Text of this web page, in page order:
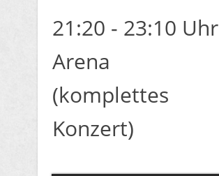
21:20 - 23:10 Uhr
Arena
(komplettes
Konzert)